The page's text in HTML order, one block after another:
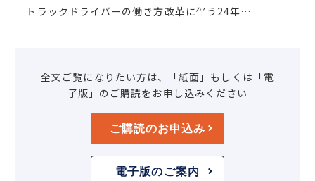
トラックドライバーの働き方改革に伴う24年…
全文ご覧になりたい方は、「紙面」もしくは「電
子版」のご購読をお申し込みください
ご購読のお申込み
電子版のご案内